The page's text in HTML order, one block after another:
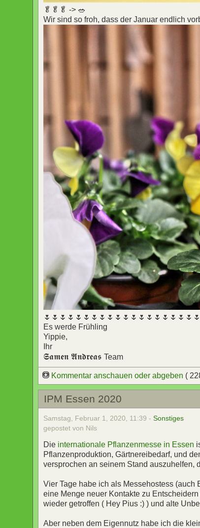
🥬🥬🥬 -> 🥗
Wir sind so froh, dass der Januar endlich
Es werde Frühling
Yippie,
Ihr
𝕾𝖆𝖒𝖊𝖓 𝕬𝖓𝖉𝖗𝖊𝖆𝖘Team
Kommentar anschauen oder abgeben (
IPM Essen 2020
Samstag, Februar 1, 2020, 11:39 -Sonstiges
gepostet von Nils
Die internationale Pflanzenmesse in Essen
Pflanzenproduktion, Gärtnereibedarf, und
versprochen an seinem Stand auszuhelfen,
Vier Tage habe ich als Messehostess
eine Menge neuer Kontakte zu
wieder getroffen ( Hey Pius :) ) und alte
Aber neben dem Eigennutz habe ich die